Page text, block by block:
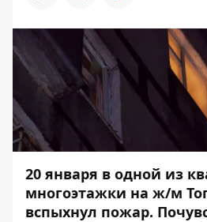
20 января в одной из
многоэтажки на ж/м
вспыхнул пожар.